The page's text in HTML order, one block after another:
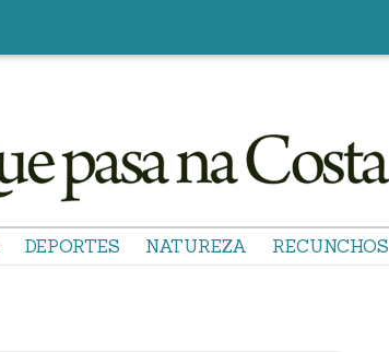
DEPORTES NATUREZA RECUNCHOS